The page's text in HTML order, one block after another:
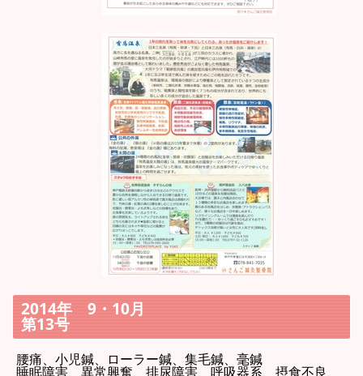
2014年 9・10月
第13号
腰痛、小児鍼、ローラー鍼、集毛鍼、毫鍼
睡眠障害、異常興奮、排尿障害、呼吸器系、摂食不良、